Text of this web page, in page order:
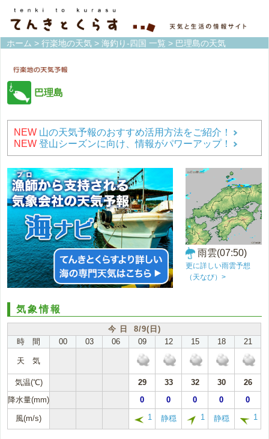
ホーム > 行楽地の天気 > 海釣り-四国 一覧 > 巴理島の天気
巴理島
NEW 山の天気予報のおすすめ活用方法をご紹介！
NEW 登山シーズンに向け、情報がパワーアップ！
雨雲(07:50)
更に詳しい雨雲予想
（天なび）>
気象情報
今 日 8/9(日)
時 間
00 03 06 09 12 15 18 21
天 気
気温(℃) 29 33 32 30
26
降水量(mm)
0 0 0 0 0
風(m/s) 1 静穏 1 静穏 1